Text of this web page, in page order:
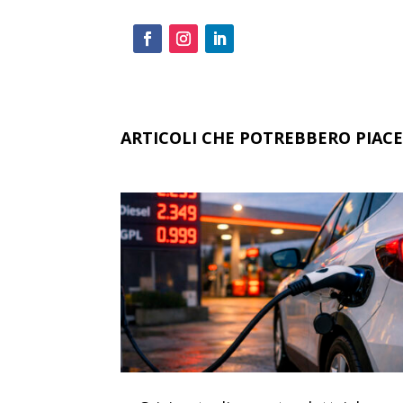
ARTICOLI CHE POTREBBERO